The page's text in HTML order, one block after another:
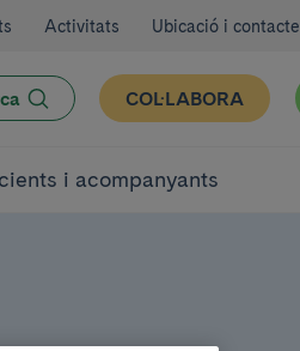
Activitats Ubicació i contacte
COL·LABORA
i acompanyants